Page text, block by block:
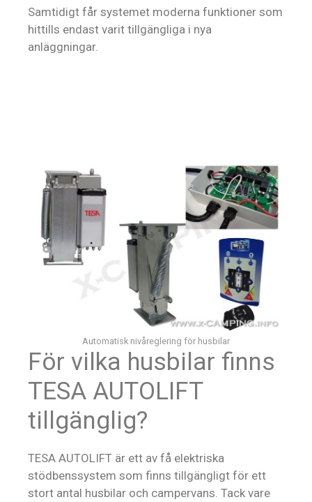
Samtidigt får systemet moderna funktioner som
hittills endast varit tillgängliga i nya
anläggningar.
Automatisk nivåreglering för husbilar
För vilka husbilar finns
TESA AUTOLIFT
tillgänglig?
TESA AUTOLIFT är ett av få elektriska
stödbenssystem som finns tillgängligt för ett
stort antal husbilar och campervans. Tack vare